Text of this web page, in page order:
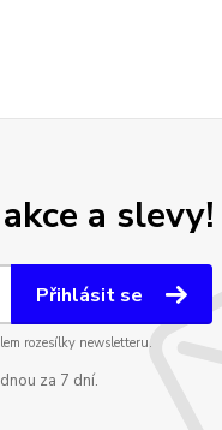
a slevy!
Přihlásit se
rozesílky newsletteru.
za 7 dní.